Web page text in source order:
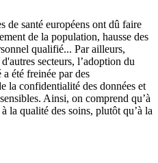
de santé européens ont dû faire
de la population, hausse des
qualifié... Par ailleurs,
secteurs, l’adoption du
été freinée par des
la confidentialité des données et
Ainsi, on comprend qu’à
la qualité des soins, plutôt qu’à la